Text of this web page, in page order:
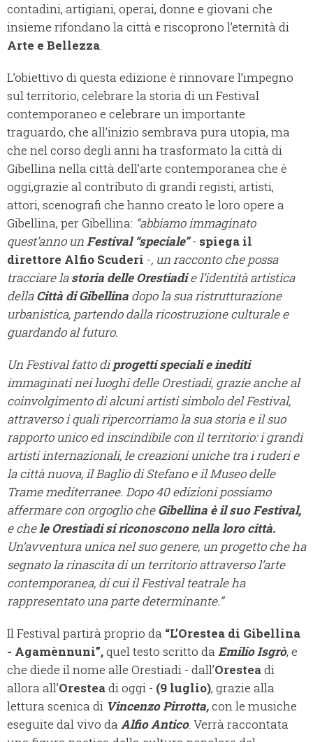
contadini, artigiani, operai, donne e giovani che
insieme rifondano la città e riscoprono l’eternità di
Arte e Bellezza.
L’obiettivo di questa edizione è rinnovare l’impegno
sul territorio, celebrare la storia di un Festival
contemporaneo e celebrare un importante
traguardo, che all’inizio sembrava pura utopia, ma
che nel corso degli anni ha trasformato la città di
Gibellina nella città dell’arte contemporanea che è
oggi,grazie al contributo di grandi registi, artisti,
attori, scenografi che hanno creato le loro opere a
Gibellina, per Gibellina: “abbiamo immaginato
quest’anno unFestival “speciale” - spiega il
direttore Alfio Scuderi -, un racconto che possa
tracciare lastoria delle Orestiadie l’identità artistica
dellaCittà di Gibellina dopo la sua ristrutturazione
urbanistica, partendo dalla ricostruzione culturale e
guardando al futuro.
Un Festival fatto diprogetti speciali e inediti
immaginati nei luoghi delle Orestiadi, grazie anche al
coinvolgimento di alcuni artisti simbolo del Festival,
attraverso i quali ripercorriamo la sua storia e il suo
rapporto unico ed inscindibile con il territorio: i grandi
artisti internazionali, le creazioni uniche tra i ruderi e
la città nuova, il Baglio di Stefano e il Museo delle
Trame mediterranee. Dopo 40 edizioni possiamo
affermare con orgoglio cheGibellina è il suo Festival,
e chele Orestiadi si riconoscono nella loro città.
Un’avventura unica nel suo genere, un progetto che ha
segnato la rinascita di un territorio attraverso l’arte
contemporanea, di cui il Festival teatrale ha
rappresentato una parte determinante.”
Il Festival partirà proprio da “L’Orestea di Gibellina
- Agamènnuni”,quel testo scritto da Emilio Isgrò, e
che diede il nome alle Orestiadi - dall’Oresteadi
allora all’Oresteadi oggi - (9 luglio), grazie alla
lettura scenica di Vincenzo Pirrotta,con le musiche
eseguite dal vivo da Alfio Antico. Verrà raccontata